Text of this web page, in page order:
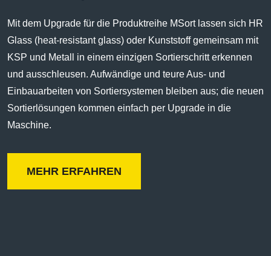
Mit dem Upgrade für die Produktreihe MSort lassen sich HR
Glass (heat-resistant glass) oder Kunststoff gemeinsam mit
KSP und Metall in einem einzigen Sortierschritt erkennen
und ausschleusen. Aufwändige und teure Aus- und
Einbauarbeiten von Sortiersystemen bleiben aus; die neuen
Sortierlösungen kommen einfach per Upgrade in die
Maschine.
MEHR ERFAHREN